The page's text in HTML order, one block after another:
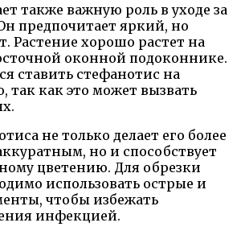
также важную роль в уходе за
предпочитает яркий, но
Растение хорошо растет на
оконной подоконнике.
ставить стефанотис на
так как это может вызвать
не только делает его более
но и способствует
цветению. Для обрезки
использовать острые и
чтобы избежать
инфекцией.